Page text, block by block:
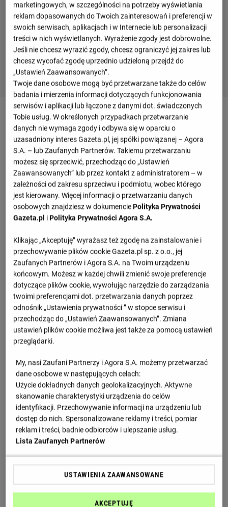
Mecz Arouca - Tondela - szczegóły
Przegląd wydarzeń
Taichi Fukui
(20')
Alfonso Trezza
(77')
Hyun-Ju Lee
(85')
Rony Lopes
(65')
O. Fayed
B. Kuipers
(41')
H. Lee
(81')
Cicero
(41')
D. Monteiro
(59') za O. Fayed
H. Lee
(63') za N. Djouahra
(63') za I. Barbero
M. Flores
(78') za P. Gozalbez
P. Santos
(78') za T. Fukui
H. Tavares
(61') za Cicero
B. Mbunga Kimpioka
(73') za M. Aiko
(73') za H. Felix
A. van der Heide
J. Afonso
(82') za P. Henryque
Informacje o meczu
Liga portugalska, 34 kolejka
Sobota 16.05.2026, godzina 17:00
marketingowych, w szczególności na potrzeby wyświetlania
reklam dopasowanych do Twoich zainteresowań i preferencji w
swoich serwisach, aplikacjach i w Internecie lub personalizacji
treści w nich wyświetlanych. Wyrażenie zgody jest dobrowolne.
Jeśli nie chcesz wyrazić zgody, chcesz ograniczyć jej zakres lub
chcesz wycofać zgodę uprzednio udzieloną przejdź do
„Ustawień Zaawansowanych”.
Twoje dane osobowe mogą być przetwarzane także do celów
badania i mierzenia informacji dotyczących funkcjonowania
serwisów i aplikacji lub łączone z danymi dot. świadczonych
Tobie usług. W określonych przypadkach przetwarzanie
danych nie wymaga zgody i odbywa się w oparciu o
uzasadniony interes Gazeta.pl, jej spółki powiązanej – Agora
S.A. – lub Zaufanych Partnerów. Takiemu przetwarzaniu
możesz się sprzeciwić, przechodząc do „Ustawień
Zaawansowanych” lub przez kontakt z administratorem – w
zależności od zakresu sprzeciwu i podmiotu, wobec którego
jest kierowany. Więcej informacji o przetwarzaniu danych
osobowych znajdziesz w dokumenciePolityka Prywatności
Gazeta.pl iPolityka Prywatności Agora S.A.
Klikając „Akceptuję” wyrażasz też zgodę na zainstalowanie i
przechowywanie plików cookie Gazeta.pl sp. z o.o., jej
Zaufanych Partnerów i Agora S.A. na Twoim urządzeniu
końcowym. Możesz w każdej chwili zmienić swoje preferencje
dotyczące plików cookie, wywołując narzędzie do zarządzania
twoimi preferencjami dot. przetwarzania danych poprzez
odnośnik „Ustawienia prywatności ” w stopce serwisu i
przechodząc do „Ustawień Zaawansowanych”. Zmiana
ustawień plików cookie możliwa jest także za pomocą ustawień
przeglądarki.
My, nasi Zaufani Partnerzy i Agora S.A. możemy przetwarzać
dane osobowe w następujących celach:
Użycie dokładnych danych geolokalizacyjnych. Aktywne
skanowanie charakterystyki urządzenia do celów
identyfikacji. Przechowywanie informacji na urządzeniu lub
dostęp do nich. Spersonalizowane reklamy i treści, pomiar
reklam i treści, badnie odbiorców i ulepszanie usług.
Lista Zaufanych Partnerów
USTAWIENIA ZAAWANSOWANE
AKCEPTUJĘ